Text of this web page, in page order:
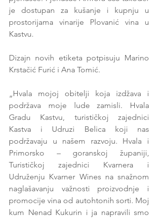
je dostupan za kušanje i kupnju u
prostorijama vinarije Plovanić vina u
Kastvu.
Dizajn novih etiketa potpisuju Marino
Krstačić Furić i Ana Tomić.
„Hvala mojoj obitelji koja izdžava i
podržava moje lude zamisli. Hvala
Gradu Kastvu, turističkoj zajednici
Kastva i Udruzi Belica koji nas
podržavaju u našem razvoju. Hvala i
Primorsko – goranskoj županiji,
Turističkoj zajednici Kvarnera i
Udruženju Kvarner Wines na snažnom
naglašavanju važnosti proizvodnje i
promocije vina od autohtonih sorti. Moj
kum Nenad Kukurin i ja napravili smo